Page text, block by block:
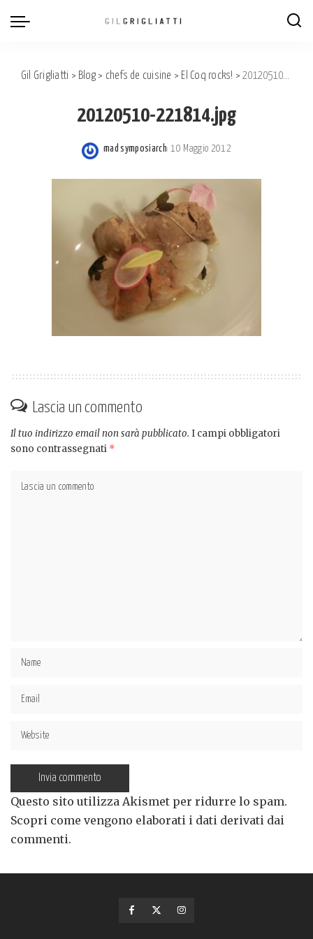
Gil Grigliatti > Blog > chefs de cuisine > El Coq rocks! >20120510-221814.jpg
20120510-221814.jpg
Posted
mad symposiarch 10 Maggio 2012
Lascia un commento
Il tuo indirizzo email non sarà pubblicato. I campi obbligatori
sono contrassegnati *
Questo sito utilizza Akismet per ridurre lo spam.
Scopri come vengono elaborati i dati derivati dai
commenti.